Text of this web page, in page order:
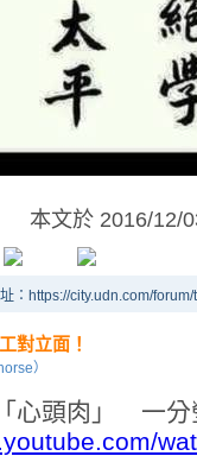
本文於 2016/12/
：https://city.udn.com/
對立面！
）
心頭肉」 一分